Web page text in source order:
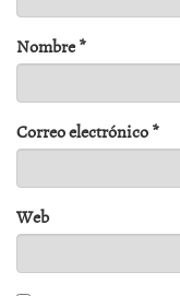
Nombre*
Correo electrónico*
Web